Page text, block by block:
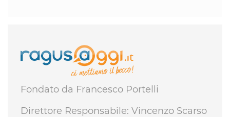
Fondato da Francesco Portelli
Direttore Responsabile: Vincenzo Scarso